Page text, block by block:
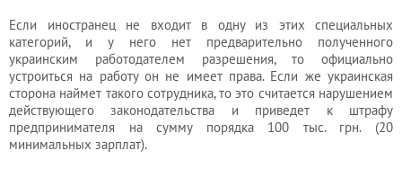
Если иностранец не входит в одну из этих специальных
категорий, и у него нет предварительно полученного
украинским работодателем разрешения, то официально
устроиться на работу он не имеет права. Если же украинская
сторона наймет такого сотрудника, то это считается нарушением
действующего законодательства и приведет к штрафу
предпринимателя на сумму порядка 100 тыс. грн. (20
минимальных зарплат).